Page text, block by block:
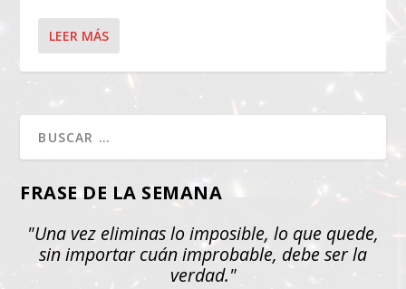
LEER MÁS
FRASE DE LA SEMANA
"Una vez eliminas lo imposible, lo que quede,
sin importar cuán improbable, debe ser la
verdad."